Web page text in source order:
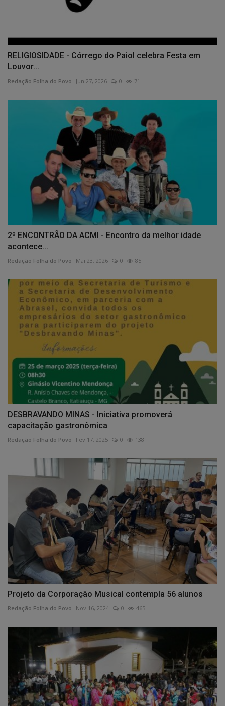
RELIGIOSIDADE - Córrego do Paiol celebra Festa em
Louvor...
Redação Folha do Povo Jun 27, 2026 0 71
2º ENCONTRÃO DA ACMI - Encontro da melhor idade
acontece...
Redação Folha do Povo Mai 23, 2026 0 85
DESBRAVANDO MINAS - Iniciativa promoverá
capacitação gastronômica
Redação Folha do Povo Fev 17, 2025 0 138
Projeto da Corporação Musical contempla 56 alunos
Redação Folha do Povo Nov 16, 2024 0 465